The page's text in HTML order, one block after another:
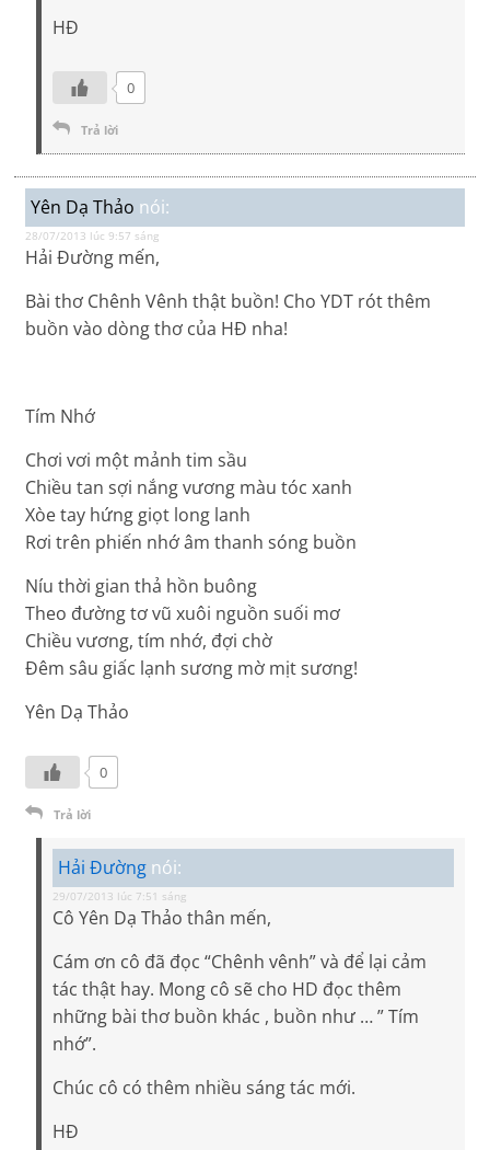
HĐ
0
Trả lời
Yên Dạ Thảo nói:
28/07/2013 lúc 9:57 sáng
Hải Đường mến,
Bài thơ Chênh Vênh thật buồn! Cho YDT rót thêm
buồn vào dòng thơ của HĐ nha!
Tím Nhớ
Chơi vơi một mảnh tim sầu
Chiều tan sợi nắng vương màu tóc xanh
Xòe tay hứng giọt long lanh
Rơi trên phiến nhớ âm thanh sóng buồn
Níu thời gian thả hồn buông
Theo đường tơ vũ xuôi nguồn suối mơ
Chiều vương, tím nhớ, đợi chờ
Đêm sâu giấc lạnh sương mờ mịt sương!
Yên Dạ Thảo
0
Trả lời
Hải Đường nói:
29/07/2013 lúc 7:51 sáng
Cô Yên Dạ Thảo thân mến,
Cám ơn cô đã đọc “Chênh vênh” và để lại cảm
tác thật hay. Mong cô sẽ cho HD đọc thêm
những bài thơ buồn khác , buồn như … ” Tím
nhớ”.
Chúc cô có thêm nhiều sáng tác mới.
HĐ